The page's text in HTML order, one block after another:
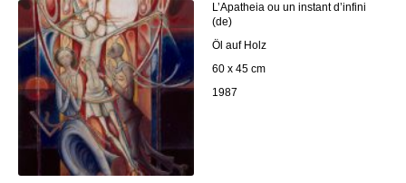
L’Apatheia ou un instant d’infini
(de)
Öl auf Holz
60 x 45 cm
1987